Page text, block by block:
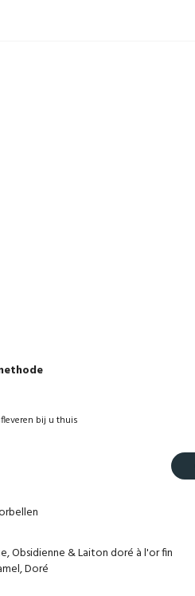
bij u thuis
Obsidienne & Laiton doré à l'or fin
Doré